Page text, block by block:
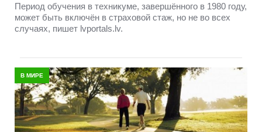
Период обучения в техникуме, завершённого в 1980 году,
может быть включён в страховой стаж, но не во всех
случаях, пишет lvportals.lv.
В МИРЕ